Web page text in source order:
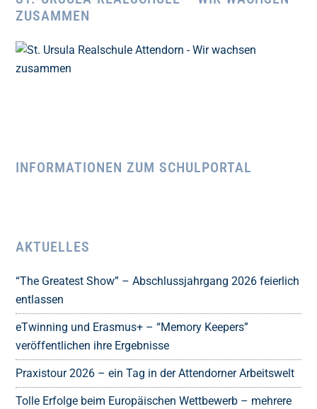
ZUSAMMEN
INFORMATIONEN ZUM SCHULPORTAL
AKTUELLES
“The Greatest Show” – Abschlussjahrgang 2026 feierlich
entlassen
eTwinning und Erasmus+ – “Memory Keepers”
veröffentlichen ihre Ergebnisse
Praxistour 2026 – ein Tag in der Attendorner Arbeitswelt
Tolle Erfolge beim Europäischen Wettbewerb – mehrere